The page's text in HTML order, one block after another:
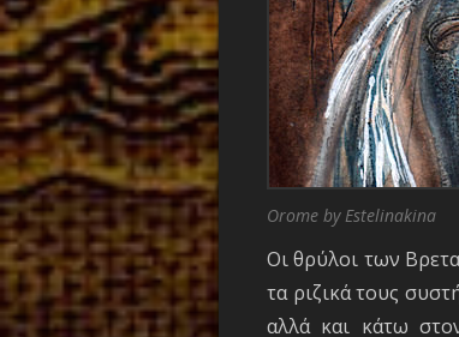
Orome by Estelinakina
Οι θρύλοι των
τα ριζικά τους
αλλά και κάτω